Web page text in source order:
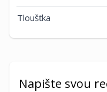
Tloušťka
Napište svou